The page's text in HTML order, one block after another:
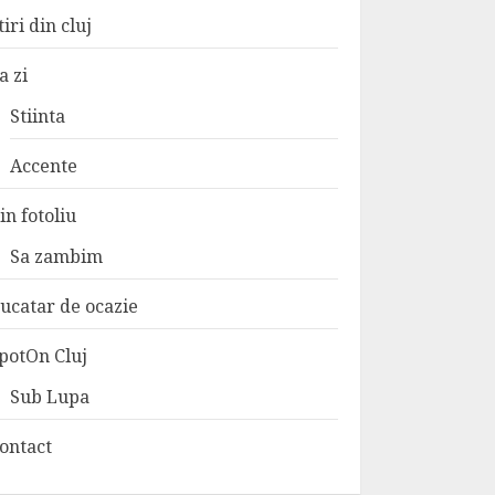
din cluj
zi
Stiinta
Accente
fotoliu
Sa zambim
de ocazie
Cluj
Sub Lupa